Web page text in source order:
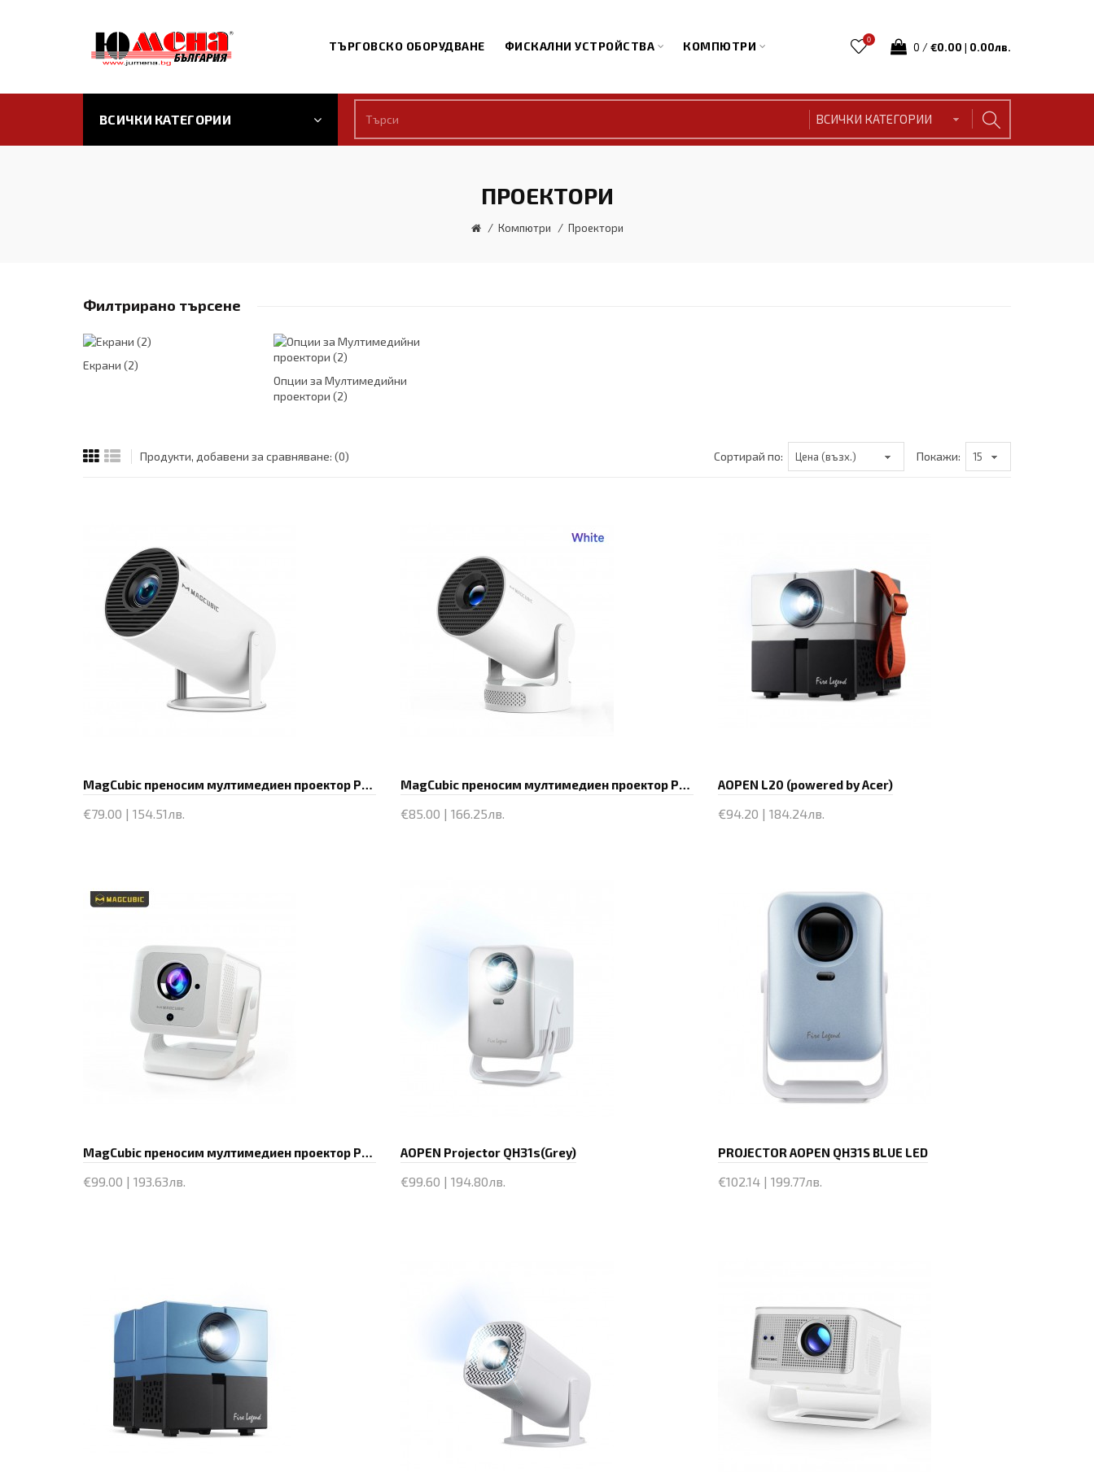
ТЪРГОВСКО ОБОРУДВАНЕ ФИСКАЛНИ УСТРОЙСТВА КОМПЮТРИ 0
0 /€0.00 | 0.00лв.
ВСИЧКИ КАТЕГОРИИ
ПРОЕКТОРИ
Компютри Проектори
Филтрирано търсене
Екрани (2)
Опции за Мултимедийни
проектори (2)
Продукти, добавени за сравняване: (0) Сортирай по: Покажи:
MagCubic преносим мултимедиен проектор Portable Multimedia Projector HY300 Pro - 4K, Android 11, Wi-Fi, Bluetooth 5.0
€79.00 | 154.51лв.
MagCubic преносим мултимедиен проектор Portable Multimedia Projector HY300 Pro+ - 4K, Android 11, Wi-Fi, Bluetooth 5.4
€85.00 | 166.25лв.
AOPEN L20 (powered by Acer)
€94.20 | 184.24лв.
MagCubic преносим мултимедиен проектор Portable Multimedia Projector HY310X - 4K, Android 11, Wi-Fi, Bluetooth 5.2
€99.00 | 193.63лв.
AOPEN Projector QH31s(Grey)
€99.60 | 194.80лв.
PROJECTOR AOPEN QH31S BLUE LED
€102.14 | 199.77лв.